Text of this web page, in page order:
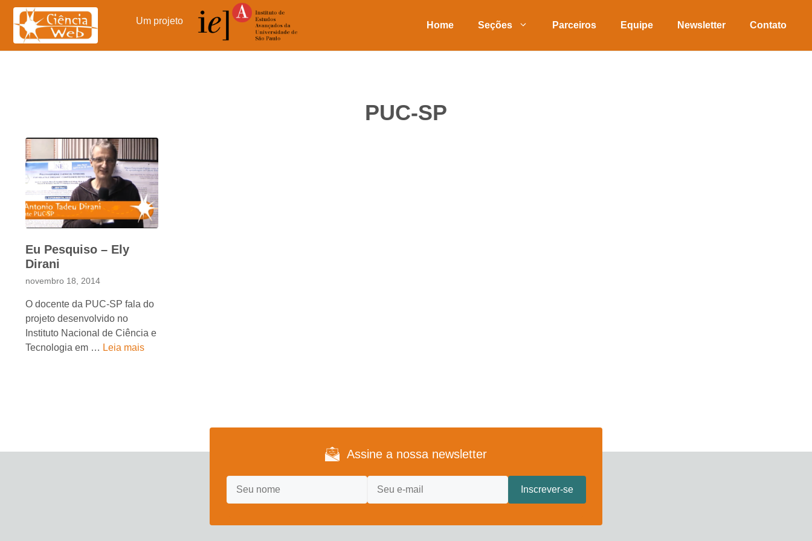
Pular
conteúdo
Um projeto Home Seções Parceiros Equipe Newsletter Contato
PUC-SP
Eu Pesquiso – Ely
Dirani
novembro 18, 2014
O docente da PUC-SP fala do
projeto desenvolvido no
Instituto Nacional de Ciência e
Tecnologia em … Leia mais
Assine a nossa newsletter